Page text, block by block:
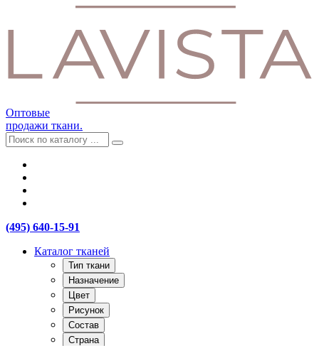
Оптовые
продажи ткани.
(495) 640-15-91
Каталог тканей
Тип ткани
Назначение
Цвет
Рисунок
Состав
Страна